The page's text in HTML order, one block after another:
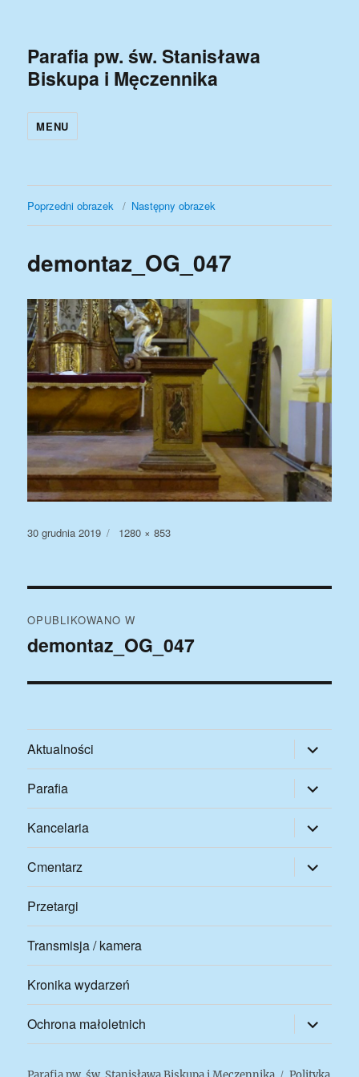
Parafia pw. św. Stanisława
Biskupa i Męczennika
MENU
Poprzedni obrazek Następny obrazek
demontaz_OG_047
Data
30 grudnia 2019
Pełny
1280 × 853
wpisu
OPUBLIKOWANO W
demontaz_OG_047
Aktualności rozwiń
menu
potomne
Parafia
rozwiń
menu
potomne
Kancelaria
rozwiń
menu
potomne
Cmentarz
rozwiń
menu
potomne
Przetargi
Transmisja / kamera
Kronika wydarzeń
Ochrona małoletnich rozwiń
menu
potomne